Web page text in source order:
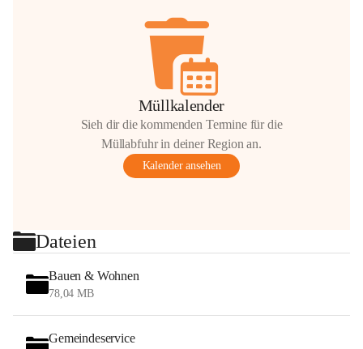
Müllkalender
Sieh dir die kommenden Termine für die
Müllabfuhr in deiner Region an.
Kalender ansehen
Dateien
Bauen & Wohnen
78,04 MB
Gemeindeservice